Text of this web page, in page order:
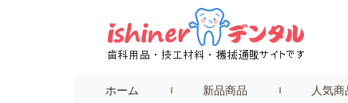
ホーム 新品商品 人気商